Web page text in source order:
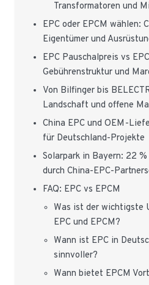
Transformatoren und
EPC oder EPCM wählen:
Eigentümer und
EPC Pauschalpreis vs
Gebührenstruktur und
Von Bilfinger bis
Landschaft und offene
China EPC und OEM-
für Deutschland-Projekte
Solarpark in Bayern: 22
durch China-EPC-
FAQ: EPC vs EPCM
Was ist der wichtigste
EPC und EPCM?
Wann ist EPC in
sinnvoller?
Wann bietet EPCM